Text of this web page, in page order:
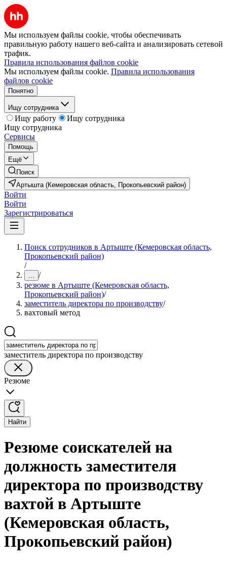
Мы используем файлы cookie, чтобы обеспечивать
правильную работу нашего веб-сайта и анализировать сетевой
трафик.
Правила использования файлов cookie
Мы используем файлы cookie. Правила использования
файлов cookie
Понятно
Ищу сотрудника
Ищу работу
Ищу сотрудника
Ищу сотрудника
Сервисы
Помощь
Ещё
Поиск
Артышта (Кемеровская область, Прокопьевский район)
Войти
Войти
Зарегистрироваться
Поиск сотрудников в Артыште (Кемеровская область,
Прокопьевский район)
/
... /
резюме в Артыште (Кемеровская область,
Прокопьевский район)/
заместитель директора по производству/
вахтовый метод
заместитель директора по производству
Резюме
Найти
Резюме соискателей на
должность заместителя
директора по производству
вахтой в Артыште
(Кемеровская область,
Прокопьевский район)